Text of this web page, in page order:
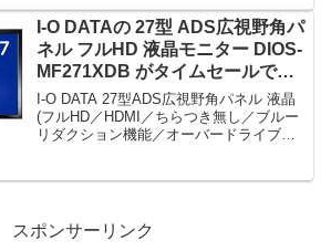
セ...
I-O DATAの 27型 ADS広視野角パ
ネル フルHD 液晶モニター DIOS-
MF271XDB がタイムセールで
23,560円！
I-O DATA 27型ADS広視野角パネル 液晶
(フルHD／HDMI／ちらつき無し／ブルー
リダクション機能／オーバードライブ機
ル 液晶(...
スポンサーリンク